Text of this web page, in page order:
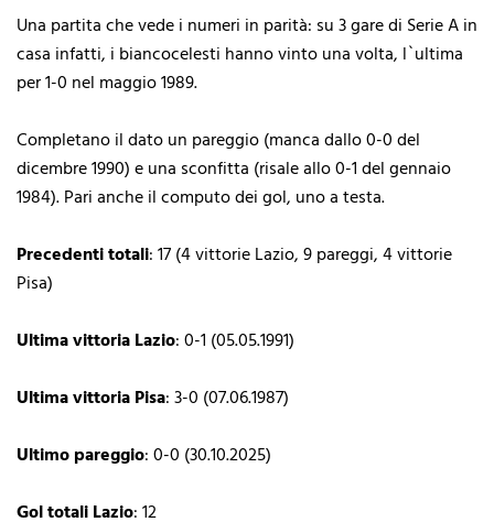
Una partita che vede i numeri in parità: su 3 gare di Serie A in
casa infatti, i biancocelesti hanno vinto una volta, l`ultima
per 1-0 nel maggio 1989.
Completano il dato un pareggio (manca dallo 0-0 del
dicembre 1990) e una sconfitta (risale allo 0-1 del gennaio
1984). Pari anche il computo dei gol, uno a testa.
Precedenti totali: 17 (4 vittorie Lazio, 9 pareggi, 4 vittorie
Pisa)
Ultima vittoria Lazio: 0-1 (05.05.1991)
Ultima vittoria Pisa: 3-0 (07.06.1987)
Ultimo pareggio: 0-0 (30.10.2025)
Gol totali Lazio: 12